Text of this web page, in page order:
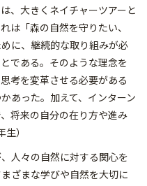
、大きくネイチャーツアーと
は「森の自然を守りたい、
に、継続的な取り組みが必
である。そのような理念を
考を変革させる必要がある
あった。加えて、インターン
将来の自分の在り方や進み
）
人々の自然に対する関心を
ざまな学びや自然を大切に